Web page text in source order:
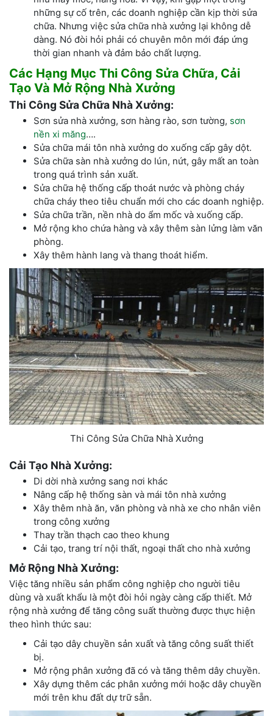
những sự cố trên, các doanh nghiệp cần kịp thời sửa
chữa. Nhưng việc sửa chữa nhà xưởng lại không dễ
dàng. Nó đòi hỏi phải có chuyên môn mới đáp ứng
thời gian nhanh và đảm bảo chất lượng.
Các Hạng Mục Thi Công Sửa Chữa, Cải
Tạo Và Mở Rộng Nhà Xưởng
Thi Công Sửa Chữa Nhà Xưởng:
Sơn sửa nhà xưởng, sơn hàng rào, sơn tường, sơn
nền xi măng….
Sửa chữa mái tôn nhà xưởng do xuống cấp gây dột.
Sửa chữa sàn nhà xưởng do lún, nứt, gây mất an toàn
trong quá trình sản xuất.
Sửa chữa hệ thống cấp thoát nước và phòng cháy
chữa cháy theo tiêu chuẩn mới cho các doanh nghiệp.
Sửa chữa trần, nền nhà do ẩm mốc và xuống cấp.
Mở rộng kho chứa hàng và xây thêm sàn lửng làm văn
phòng.
Xây thêm hành lang và thang thoát hiểm.
Thi Công Sửa Chữa Nhà Xưởng
Cải Tạo Nhà Xưởng:
Di dời nhà xưởng sang nơi khác
Nâng cấp hệ thống sàn và mái tôn nhà xưởng
Xây thêm nhà ăn, văn phòng và nhà xe cho nhân viên
trong công xưởng
Thay trần thạch cao theo khung
Cải tạo, trang trí nội thất, ngoại thất cho nhà xưởng
Mở Rộng Nhà Xưởng:
Việc tăng nhiều sản phẩm công nghiệp cho người tiêu
dùng và xuất khẩu là một đòi hỏi ngày càng cấp thiết. Mở
rộng nhà xưởng để tăng công suất thường được thực hiện
theo hình thức sau:
Cải tạo dây chuyền sản xuất và tăng công suất thiết
bị.
Mở rộng phân xưởng đã có và tăng thêm dây chuyền.
Xây dựng thêm các phân xưởng mới hoặc dây chuyền
mới trên khu đất dự trữ sẵn.